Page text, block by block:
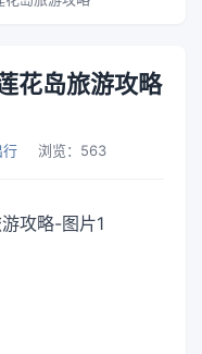
花岛旅游攻略
行 浏览： 563